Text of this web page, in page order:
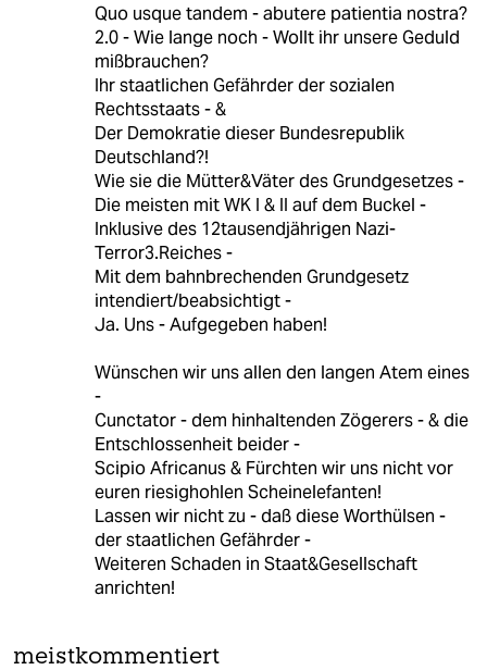
Quo usque tandem - abutere patientia nostra?
2.0 - Wie lange noch - Wollt ihr unsere Geduld
mißbrauchen?
Ihr staatlichen Gefährder der sozialen
Rechtsstaats - &
Der Demokratie dieser Bundesrepublik
Deutschland?!
Wie sie die Mütter&Väter des Grundgesetzes -
Die meisten mit WK I & II auf dem Buckel -
Inklusive des 12tausendjährigen Nazi-
Terror3.Reiches -
Mit dem bahnbrechenden Grundgesetz
intendiert/beabsichtigt -
Ja. Uns - Aufgegeben haben!
Wünschen wir uns allen den langen Atem eines
-
Cunctator - dem hinhaltenden Zögerers - & die
Entschlossenheit beider -
Scipio Africanus & Fürchten wir uns nicht vor
euren riesighohlen Scheinelefanten!
Lassen wir nicht zu - daß diese Worthülsen -
der staatlichen Gefährder -
Weiteren Schaden in Staat&Gesellschaft
anrichten!
meistkommentiert